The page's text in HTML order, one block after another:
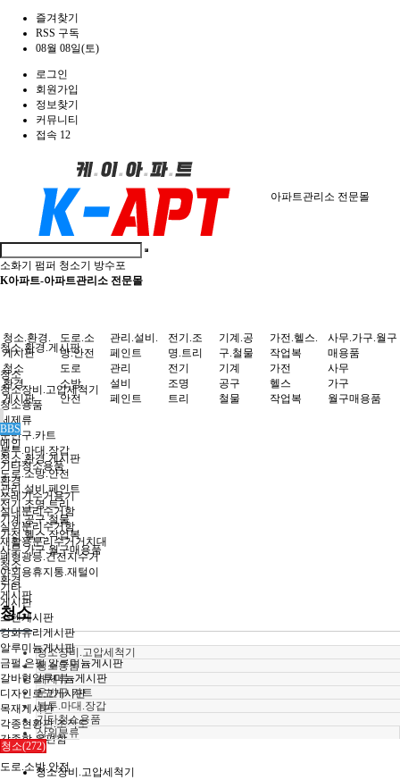
즐겨찾기
RSS 구독
08월 08일(토)
로그인
회원가입
정보찾기
커뮤니티
접속 12
아파트관리소 전문몰
소화기 펌퍼 청소기
방수포
K아파트-아파트관리소 전문몰
청소.환경.게시판
청소
청소장비.고압세척기
청소용품
세제류
운반구.카트
봉투.마대.장갑
기타청소용품
환경
쓰레기수거용기
실내분리수거함
실외분리수거함
재활용분리수거거치대
폐형광등.건전지수거
야외용휴지통.재털이
기타
게시판
스텐게시판
강화유리게시판
알루미늄게시판
금펄.은펄 알루미늄게시판
갈바형알루미늄게시판
디자인로고게시판
목재게시판
각종현황판.조직도
각종함.우편함
도로.소방.안전
청소.환경.
게시판
청소
환경
게시판
도로.소
방.안전
도로
소방
안전
관리.설비.
페인트
관리
설비
페인트
전기.조
명.트리
전기
조명
트리
기계.공
구.철물
기계
공구
철물
가전.헬스.
작업복
가전
헬스
작업복
사무.가구.월구
매용품
사무
가구
월구매용품
BBS
메인
청소.환경.게시판
도로.소방.안전
관리.설비.페인트
전기.조명.트리
기계.공구.철물
가전.헬스.작업복
사무.가구.월구매용품
청소
환경
게시판
청소
청소장비.고압세척기
청소용품
세제류
운반구.카트
봉투.마대.장갑
기타청소용품
상위분류
청소(272)
청소장비.고압세척기